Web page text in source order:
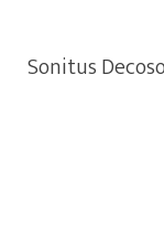
Sonitus